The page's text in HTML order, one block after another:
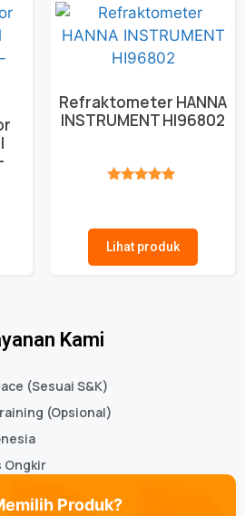
Refraktometer HANNA
INSTRUMENT HI96802
Lihat produk
Kami
(Sesuai S&K)
(Opsional)
Ongkir
Produk?